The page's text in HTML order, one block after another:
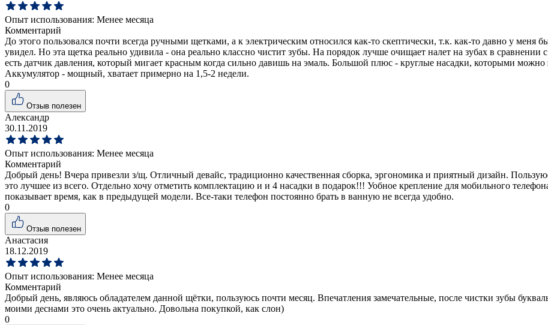
Опыт использования: Менее месяца
Комментарий
До этого пользовался почти всегда ручными щетками, а к электрическим относился как-то скептически, т.к. как-то давно у меня
увидел. Но эта щетка реально удивила - она реально классно чистит зубы. На порядок лучше очищает налет на зубах в
есть датчик давления, который мигает красным когда сильно давишь на эмаль. Большой плюс - круглые насадки, которыми можно
Аккумулятор - мощный, хватает примерно на 1,5-2 недели.
0
Отзыв полезен
Александр
30.11.2019
Опыт использования: Менее месяца
Комментарий
Добрый день! Вчера привезли з/щ. Отличный девайс, традиционно качественная сборка, эргономика и приятный дизайн.
это лучшее из всего. Отдельно хочу отметить комплектацию и и 4 насадки в подарок!!! Уобное крепление для мобильного
показывает время, как в предыдущей модели. Все-таки телефон постоянно брать в ванную не всегда удобно.
0
Отзыв полезен
Анастасия
18.12.2019
Опыт использования: Менее месяца
Комментарий
Добрый день, являюсь обладателем данной щётки, пользуюсь почти месяц. Впечатления замечательные, после чистки зубы
моими деснами это очень актуально. Довольна покупкой, как слон)
0